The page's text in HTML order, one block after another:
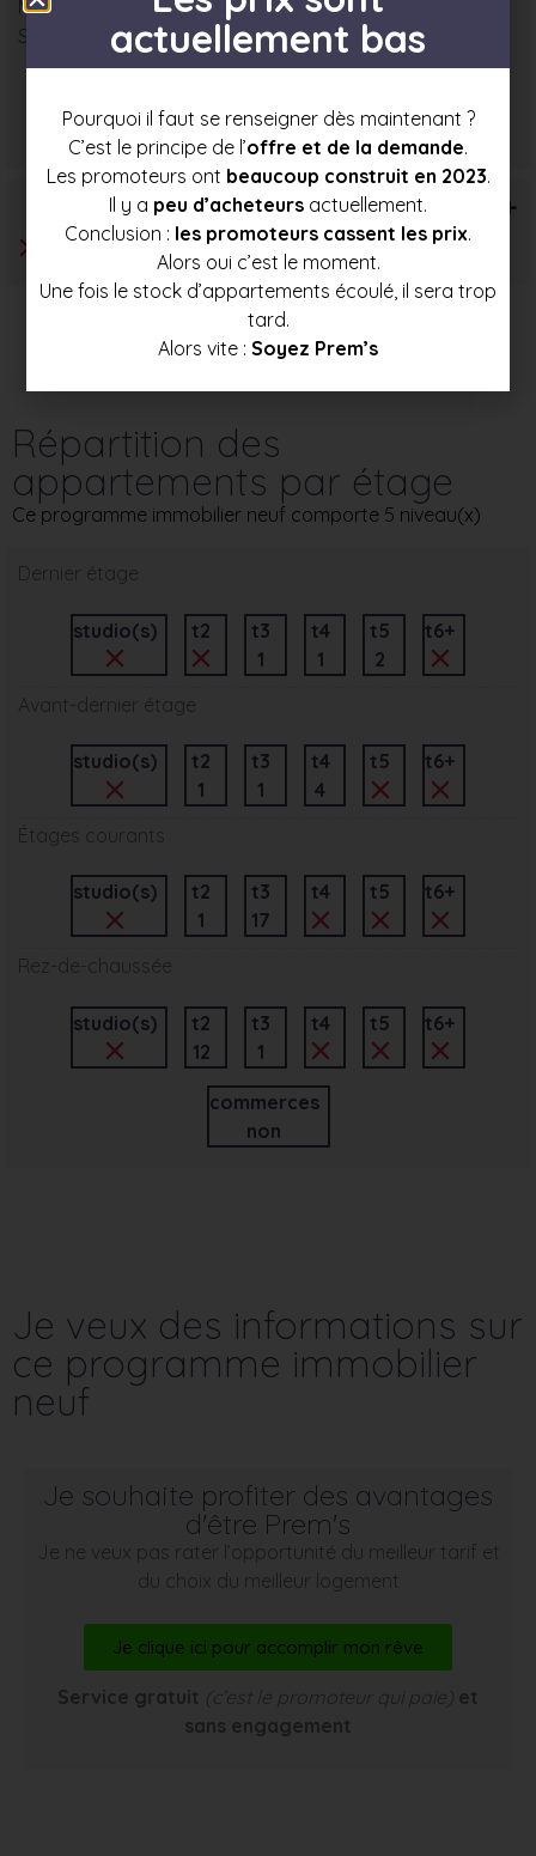
Nombre : 2
Surface moyenne : 92 m²
Prix mini
417 500 €
Prix moyen
443 000 €
Prix max
468 000 €
T6+
Répartition des
appartements par étage
Ce programme immobilier neuf comporte 5 niveau(x)
Dernier étage
studio(s) t2
t3
1
t4
1
t5
2
t6+
Avant-dernier étage
studio(s)
t2
1
t3
1
t4
4
t5 t6+
Étages courants
studio(s)
t2
1
t3
17
t4 t5 t6+
Rez-de-chaussée
studio(s)
t2
12
t3
1
t4 t5 t6+
commerces
non
Je veux des informations sur
ce programme immobilier
neuf
Je souhaite profiter des avantages
d'être Prem's
Je ne veux pas rater l’opportunité du meilleur tarif et
du choix du meilleur logement
Je clique ici pour accomplir mon rêve
Service gratuit (c’est le promoteur qui paie) et
sans engagement
actuellement bas
Pourquoi il faut se renseigner dès maintenant ?
C’est le principe de l’offre et de la demande.
Les promoteurs ont beaucoup construit en 2023.
Il y a peu d’acheteurs actuellement.
Conclusion : les promoteurs cassent les prix.
Alors oui c’est le moment.
Une fois le stock d’appartements écoulé, il sera trop
tard.
Alors vite : Soyez Prem’s